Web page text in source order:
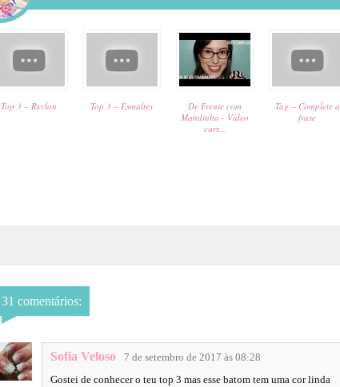
Top 3 – Revlon Top 3 – Esmaltes
De Frente com
Mandinha - Vídeo
curr...
Tag – Complete a
frase
31 comentários:
Sofia Veloso
7 de setembro de 2017 às 08:28
Gostei de conhecer o teu top 3 mas esse batom tem uma cor linda